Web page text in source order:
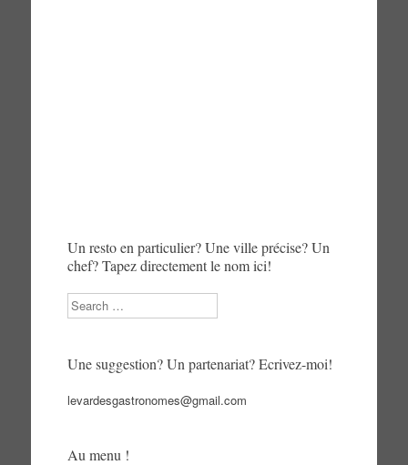
Un resto en particulier? Une ville précise? Un
chef? Tapez directement le nom ici!
Search
Une suggestion? Un partenariat? Ecrivez-moi!
levardesgastronomes@gmail.com
Au menu !